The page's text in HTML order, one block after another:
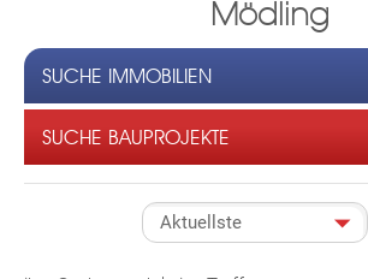
Mödling
SUCHE IMMOBILIEN
SUCHE BAUPROJEKTE